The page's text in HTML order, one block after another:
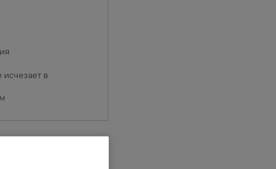
исчезает в